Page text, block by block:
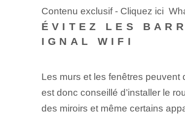
Contenu exclusif - Cliquez ici
ÉVITEZ LES
IGNAL WIFI
Les murs et les fenêtres peuvent
est donc conseillé d’installer le
des miroirs et même certains